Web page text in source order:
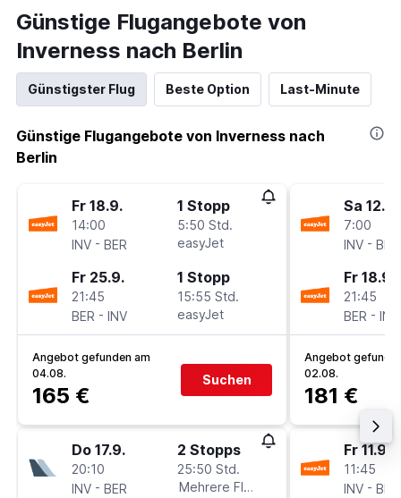
Günstige Flugangebote von
Inverness nach Berlin
Günstigster Flug Beste Option Last-Minute
Günstige Flugangebote von Inverness nach
Berlin
Fr 18.9.
14:00
INV - BER
1 Stopp
5:50 Std.
easyJet
Fr 25.9.
21:45
BER - INV
1 Stopp
15:55 Std.
easyJet
Angebot gefunden am
04.08.
165 €
Suchen
Do 17.9.
20:10
INV - BER
2 Stopps
25:50 Std.
Mehrere Fluglinien
Sa 12.9.
7:00
INV - BER
Fr 18.9.
21:45
BER - INV
Angebot
02.08.
181 €
Fr 11.9.
11:45
INV - BER